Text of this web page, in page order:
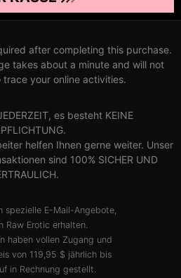
after completing this purchase.
takes about a minute and will not
your online activities.
es besteht KEINE
helfen Ihnen gerne weiter. Unser
sind 100% SICHER UND
spezielle E-Mail-Angebote,
Raw Erotic erhalten.
haben vollen Zugang und
von 119,95 $ jährlich bis
in Rechnung gestellt.